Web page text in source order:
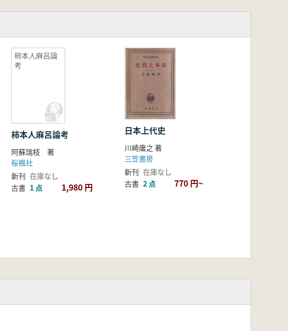
柿本人麻呂論
考
柿本人麻呂論考
阿蘇瑞枝 著
桜楓社
新刊 在庫なし
古書 1 点 1,980 円
日本上代史
川崎庸之 著
三笠書房
新刊 在庫なし
古書 2 点 770 円~